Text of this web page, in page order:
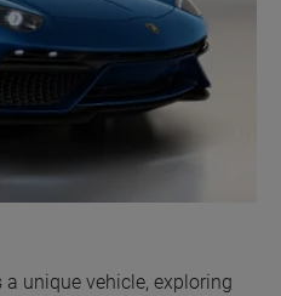
unique vehicle, exploring